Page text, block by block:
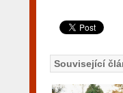
Související